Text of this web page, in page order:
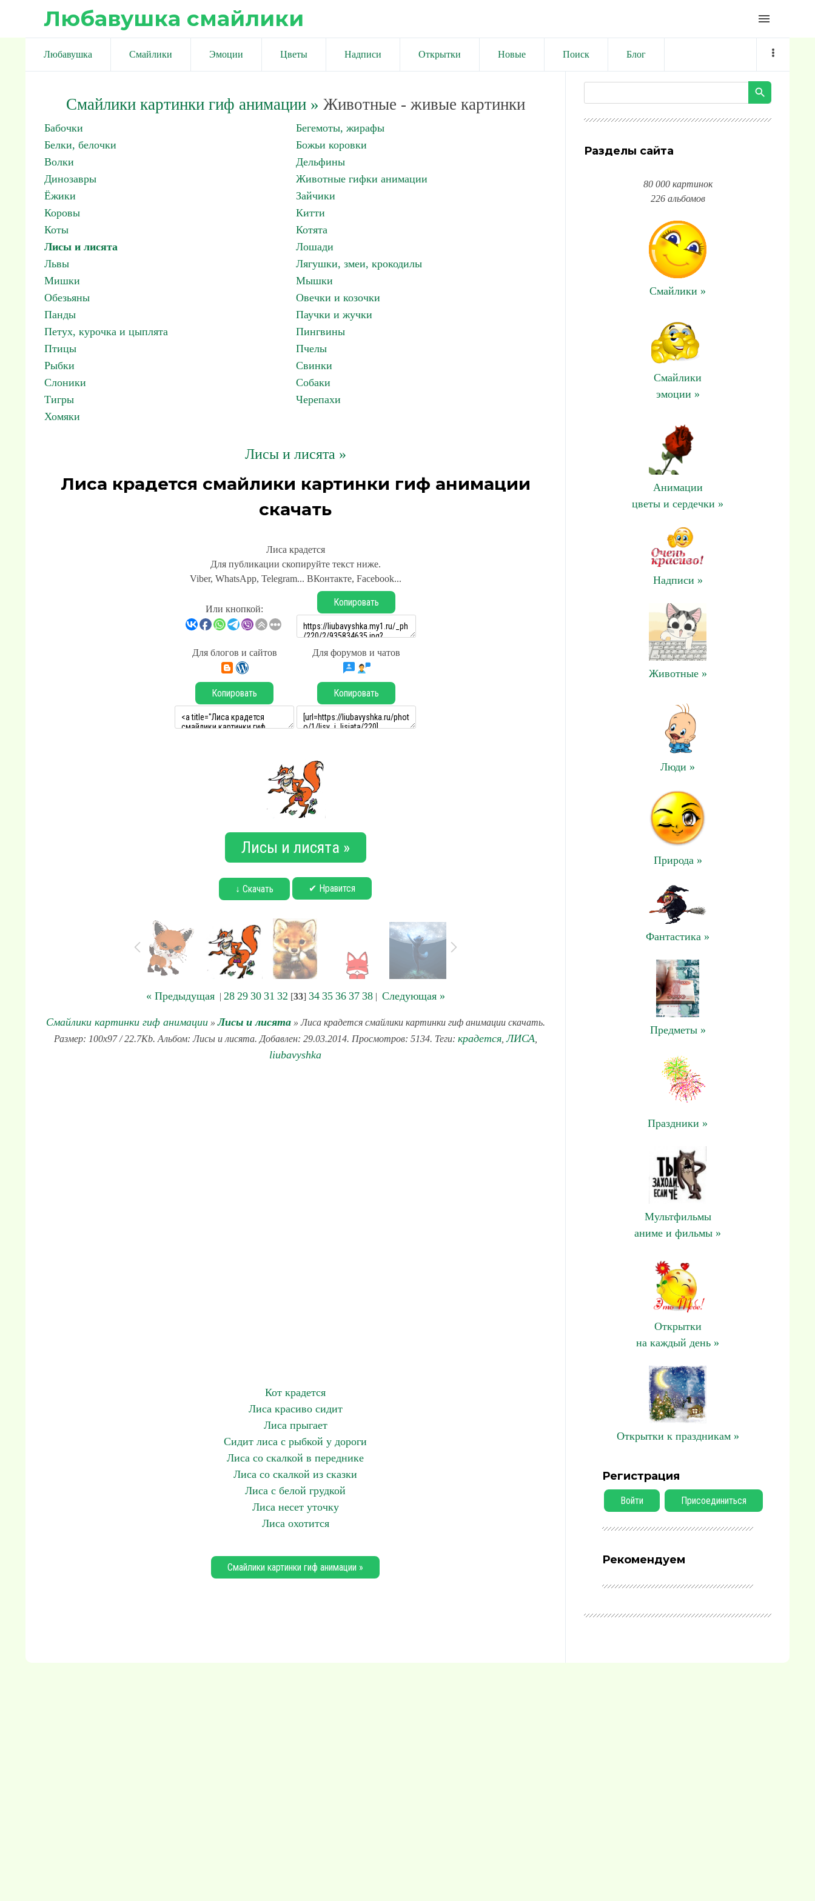
Любавушка смайлики menu
Любавушка Смайлики Эмоции Цветы Надписи Открытки Новые Поиск Блог
Смайлики картинки гиф анимации» Животные - живые картинки
Бабочки
Бегемоты, жирафы
Белки, белочки
Божьи коровки
Волки
Дельфины
Динозавры
Животные гифки анимации
Ёжики
Зайчики
Коровы
Китти
Коты
Котята
Лисы и лисята
Лошади
Львы
Лягушки, змеи, крокодилы
Мишки
Мышки
Обезьяны
Овечки и козочки
Панды
Паучки и жучки
Петух, курочка и цыплята
Пингвины
Птицы
Пчелы
Рыбки
Свинки
Слоники
Собаки
Тигры
Черепахи
Хомяки
Лисы и лисята »
Лиса крадется смайлики картинки гиф анимации
скачать
Лиса крадется
Для публикации скопируйте текст ниже.
Viber, WhatsApp, Telegram... ВКонтакте, Facebook...
Или кнопкой:
Копировать
Для блогов и сайтов Для форумов и чатов
Копировать Копировать
Лисы и лисята »
↓ Скачать ✔ Нравится
« Предыдущая| 28 29 30 31 32 [33] 34 35 36 37 38| Следующая »
Смайлики картинки гиф анимации»Лисы и лисята» Лиса крадется смайлики картинки гиф анимации скачать.
Размер: 100x97 / 22.7Kb. Альбом: Лисы и лисята. Добавлен: 29.03.2014. Просмотров: 5134. Теги: крадется,ЛИСА
liubavyshka
Кот крадется
Лиса красиво сидит
Лиса прыгает
Сидит лиса с рыбкой у дороги
Лиса со скалкой в переднике
Лиса со скалкой из сказки
Лиса с белой грудкой
Лиса несет уточку
Лиса охотится
Смайлики картинки гиф анимации »
Разделы сайта
80 000 картинок
226 альбомов
Смайлики »
Смайлики
эмоции »
Анимации
цветы и сердечки »
Надписи »
Животные »
Люди »
Природа »
Фантастика »
Предметы »
Праздники »
Мультфильмы
аниме и фильмы »
Открытки
на каждый день »
Открытки к праздникам »
Регистрация
Войти Присоединиться
Рекомендуем